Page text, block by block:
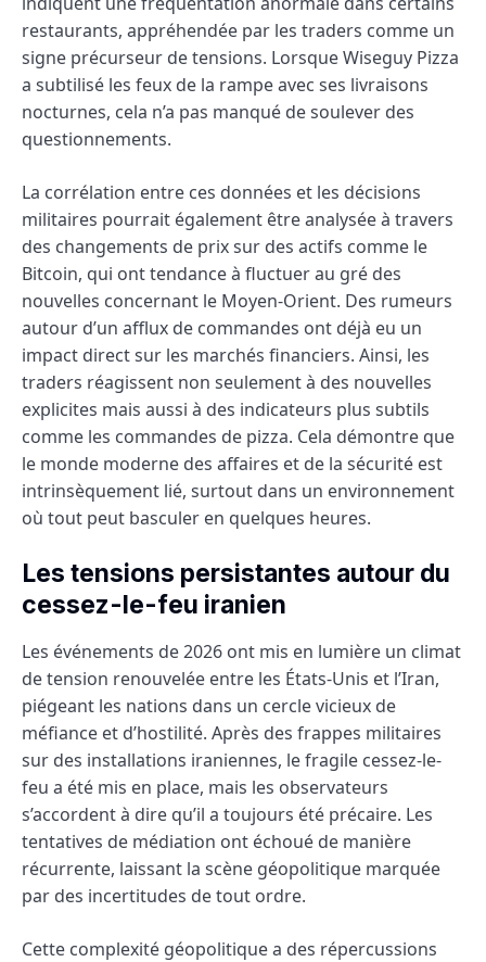
restaurants, appréhendée par les traders comme un
signe précurseur de tensions. Lorsque Wiseguy Pizza
a subtilisé les feux de la rampe avec ses livraisons
nocturnes, cela n’a pas manqué de soulever des
questionnements.
La corrélation entre ces données et les décisions
militaires pourrait également être analysée à travers
des changements de prix sur des actifs comme le
Bitcoin, qui ont tendance à fluctuer au gré des
nouvelles concernant le Moyen-Orient. Des rumeurs
autour d’un afflux de commandes ont déjà eu un
impact direct sur les marchés financiers. Ainsi, les
traders réagissent non seulement à des nouvelles
explicites mais aussi à des indicateurs plus subtils
comme les commandes de pizza. Cela démontre que
le monde moderne des affaires et de la sécurité est
intrinsèquement lié, surtout dans un environnement
où tout peut basculer en quelques heures.
Les tensions persistantes autour du
cessez-le-feu iranien
Les événements de 2026 ont mis en lumière un climat
de tension renouvelée entre les États-Unis et l’Iran,
piégeant les nations dans un cercle vicieux de
méfiance et d’hostilité. Après des frappes militaires
sur des installations iraniennes, le fragile cessez-le-
feu a été mis en place, mais les observateurs
s’accordent à dire qu’il a toujours été précaire. Les
tentatives de médiation ont échoué de manière
récurrente, laissant la scène géopolitique marquée
par des incertitudes de tout ordre.
Cette complexité géopolitique a des répercussions